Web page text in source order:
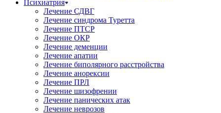
Психиатрия
Лечение СДВГ
Лечение синдрома Туретта
Лечение ПТСР
Лечение ОКР
Лечение деменции
Лечение апатии
Лечение биполярного расстройства
Лечение анорексии
Лечение ПРЛ
Лечение шизофрении
Лечение панических атак
Лечение неврозов